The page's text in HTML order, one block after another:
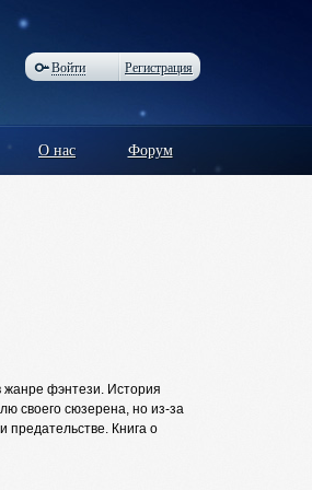
Войти Регистрация
О нас Форум
жанре фэнтези. История
своего сюзерена, но из-за
предательстве. Книга о